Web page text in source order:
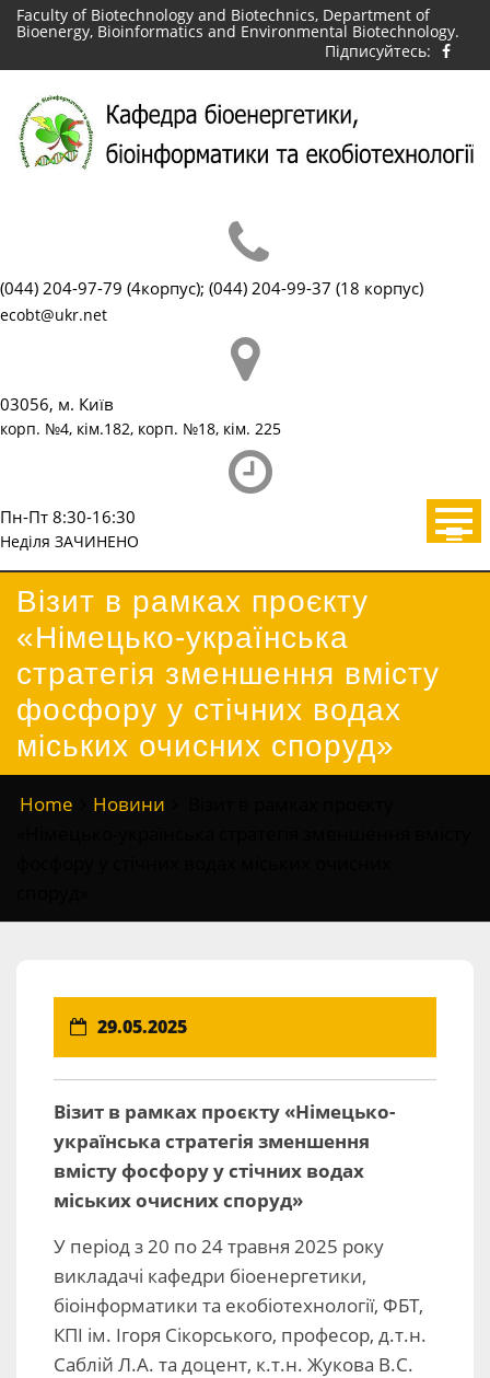
Skip
content
Faculty of Biotechnology and Biotechnics, Department of
Bioenergy, Bioinformatics and Environmental Biotechnology.
Підписуйтесь:
(044) 204-97-79 (4корпус); (044) 204-99-37 (18 корпус)
ecobt@ukr.net
03056, м. Київ
корп. №4, кім.182, корп. №18, кім. 225
Пн-Пт 8:30-16:30
Неділя ЗАЧИНЕНО
Візит в рамках проєкту
«Німецько-українська
стратегія зменшення вмісту
фосфору у стічних водах
міських очисних споруд»
Home Новини
29.05.2025
Візит в рамках проєкту «Німецько-
українська стратегія зменшення
вмісту фосфору у стічних водах
міських очисних споруд»
У період з 20 по 24 травня 2025 року
викладачі кафедри біоенергетики,
біоінформатики та екобіотехнології, ФБТ,
КПІ ім. Ігоря Сікорського, професор, д.т.н.
Саблій Л.А. та доцент, к.т.н. Жукова В.С.